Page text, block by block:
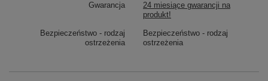
Gwarancja
24 miesiące gwarancji na
produkt!
Bezpieczeństwo - rodzaj
ostrzeżenia
Bezpieczeństwo - rodzaj
ostrzeżenia